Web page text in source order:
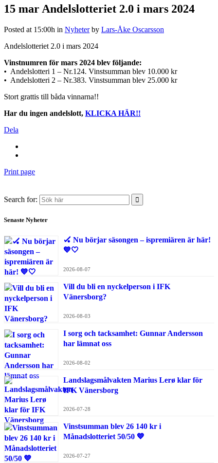
15 mar Andelslotteriet 2.0 i mars 2024
Posted at 15:00h in Nyheter by Lars-Åke Oscarsson
Andelslotteriet 2.0 i mars 2024
Vinstnumren för mars 2024 blev följande:
• Andelslotteri 1 – Nr.124. Vinstsumman blev 10.000 kr
• Andelslotteri 2 – Nr.383. Vinstsumman blev 25.000 kr
Stort grattis till båda vinnarna!!
Har du ingen andelslott, KLICKA HÄR!!
Dela
Print page
Search for:
Senaste Nyheter
🏑 Nu börjar säsongen – ispremiären är här!
💙🤍
2026-08-07
Vill du bli en nyckelperson i IFK
Vänersborg?
2026-08-03
I sorg och tacksamhet: Gunnar Andersson
har lämnat oss
2026-08-02
Landslagsmålvakten Marius Lerø klar för
IFK Vänersborg
2026-07-28
Vinstsumman blev 26 140 kr i
Månadslotteriet 50/50 💙
2026-07-27